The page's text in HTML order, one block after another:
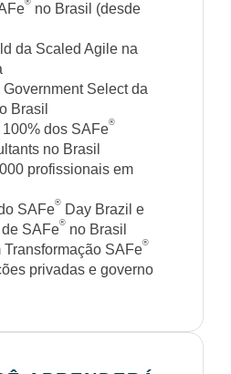
no Brasil (desde
da Scaled Agile na
Select da
Brasil
dos SAFe®
no Brasil
profissionais em
SAFe® Day Brazil e
SAFe® no Brasil
Transformação SAFe®
privadas e governo